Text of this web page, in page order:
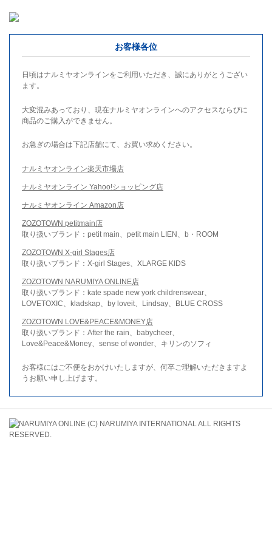
お客様各位
日頃はナルミヤオンラインをご利用いただき、誠にありがとうござい
ます。
大変混みあっており、現在ナルミヤオンラインへのアクセスならびに
商品のご購入ができません。
お急ぎの場合は下記店舗にて、お買い求めください。
ナルミヤオンライン楽天市場店
ナルミヤオンライン Yahoo!ショッピング店
ナルミヤオンライン Amazon店
ZOZOTOWN petitmain店
取り扱いブランド：petit main、petit main LIEN、b・ROOM
ZOZOTOWN X-girl Stages店
取り扱いブランド：X-girl Stages、XLARGE KIDS
ZOZOTOWN NARUMIYA ONLINE店
取り扱いブランド：kate spade new york childrenswear、
LOVETOXIC、kladskap、by loveit、Lindsay、BLUE CROSS
ZOZOTOWN LOVE&PEACE&MONEY店
取り扱いブランド：After the rain、babycheer、
Love&Peace&Money、sense of wonder、キリンのソフィ
お客様にはご不便をおかけいたしますが、何卒ご理解いただきますよ
うお願い申し上げます。